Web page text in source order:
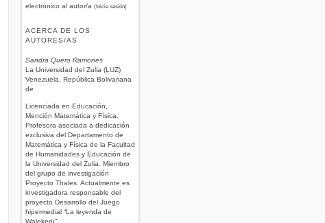
electrónico al autor/a (Inicie sesión)
ACERCA DE LOS
AUTORES/AS
Sandra Quero Ramones
La Universidad del Zulia (LUZ)
Venezuela, República Bolivariana
de
Licenciada en Educación,
Mención Matemática y Física.
Profesora asociada a dedicación
exclusiva del Departamento de
Matemática y Física de la Facultad
de Humanidades y Educación de
la Universidad del Zulia. Miembro
del grupo de investigación
Proyecto Thales. Actualmente es
investigadora responsable del
proyecto Desarrollo del Juego
hipermedial “La leyenda de
Walekerü”.